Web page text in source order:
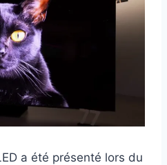
a été présenté lors du